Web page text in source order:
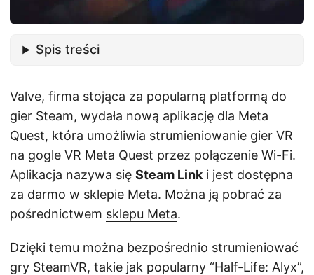
Spis treści
Valve, firma stojąca za popularną platformą do
gier Steam, wydała nową aplikację dla Meta
Quest, która umożliwia strumieniowanie gier VR
na gogle VR Meta Quest przez połączenie Wi-Fi.
Aplikacja nazywa się Steam Link i jest dostępna
za darmo w sklepie Meta. Można ją pobrać za
pośrednictwem sklepu Meta.
Dzięki temu można bezpośrednio strumieniować
gry SteamVR, takie jak popularny “Half-Life: Alyx”,